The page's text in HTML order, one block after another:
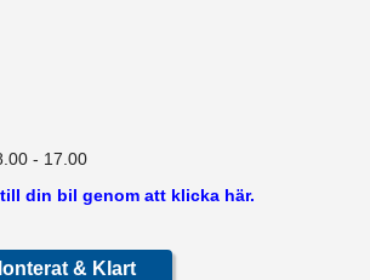
- 17.00
din bil genom att klicka här.
& Klart